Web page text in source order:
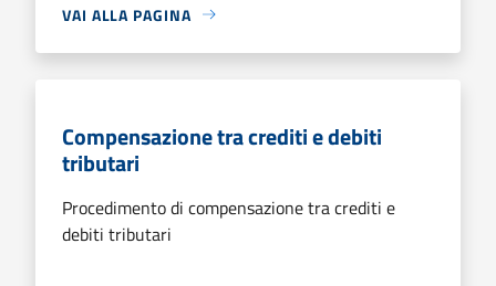
VAI ALLA PAGINA
Compensazione tra crediti e debiti
tributari
Procedimento di compensazione tra crediti e
debiti tributari